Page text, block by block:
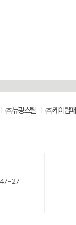
㈜뉴광스틸 ㈜케이탑
27